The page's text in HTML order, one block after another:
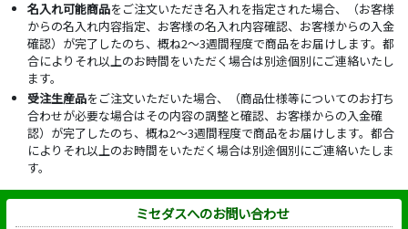
名入れ可能商品をご注文いただき名入れを指定された場合、（お客様
からの名入れ内容指定、お客様の名入れ内容確認、お客様からの入金
確認）が完了したのち、概ね2～3週間程度で商品をお届けします。都
合によりそれ以上のお時間をいただく場合は別途個別にご連絡いたし
ます。
受注生産品をご注文いただいた場合、（商品仕様等についてのお打ち
合わせが必要な場合はその内容の調整と確認、お客様からの入金確
認）が完了したのち、概ね2～3週間程度で商品をお届けします。都合
によりそれ以上のお時間をいただく場合は別途個別にご連絡いたしま
す。
ミセダスへのお問い合わせ